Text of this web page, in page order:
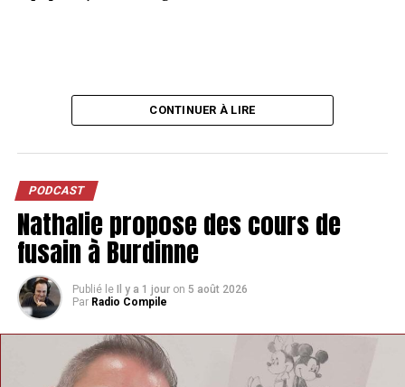
CONTINUER À LIRE
PODCAST
Nathalie propose des cours de
fusain à Burdinne
Publié le Il y a 1 jour on 5 août 2026
Par Radio Compile